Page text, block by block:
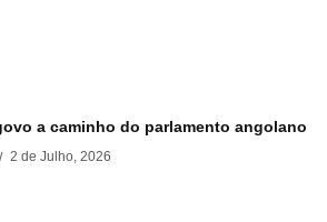
a caminho do parlamento angolano
/ 2 de Julho, 2026